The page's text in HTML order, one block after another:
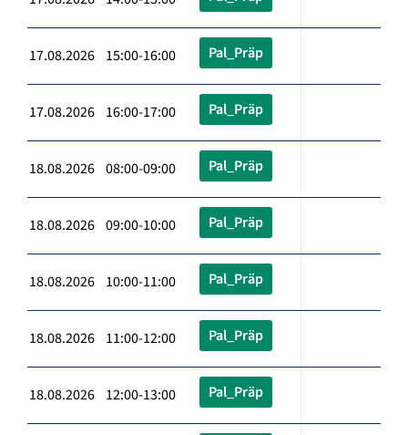
17.08.2026 15:00-16:00 Pal_Präp
17.08.2026 16:00-17:00 Pal_Präp
18.08.2026 08:00-09:00 Pal_Präp
18.08.2026 09:00-10:00 Pal_Präp
18.08.2026 10:00-11:00 Pal_Präp
18.08.2026 11:00-12:00 Pal_Präp
18.08.2026 12:00-13:00 Pal_Präp